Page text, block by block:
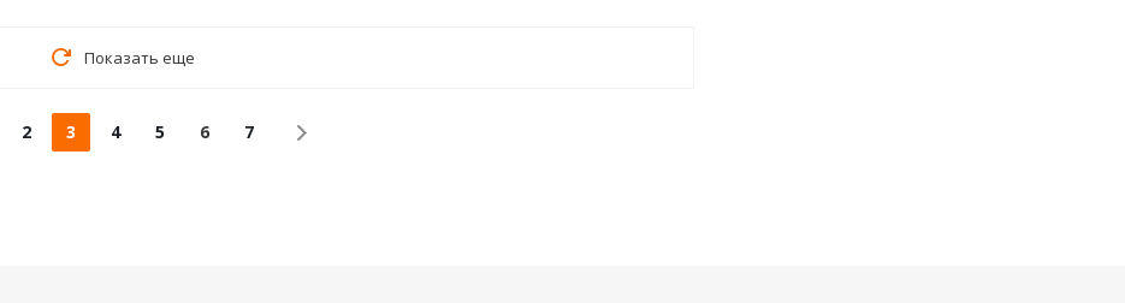
Показать еще
2 3 4 5 6 7